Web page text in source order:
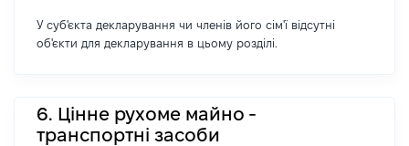
У суб'єкта декларування чи членів його сім'ї відсутні
об'єкти для декларування в цьому розділі.
6. Цінне рухоме майно -
транспортні засоби